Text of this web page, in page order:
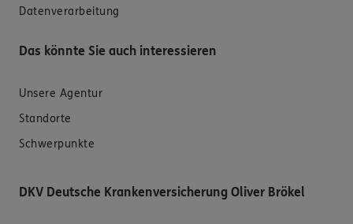
Datenverarbeitung
Das könnte Sie auch interessieren
Unsere Agentur
Standorte
Schwerpunkte
DKV Deutsche Krankenversicherung Oliver Brökel